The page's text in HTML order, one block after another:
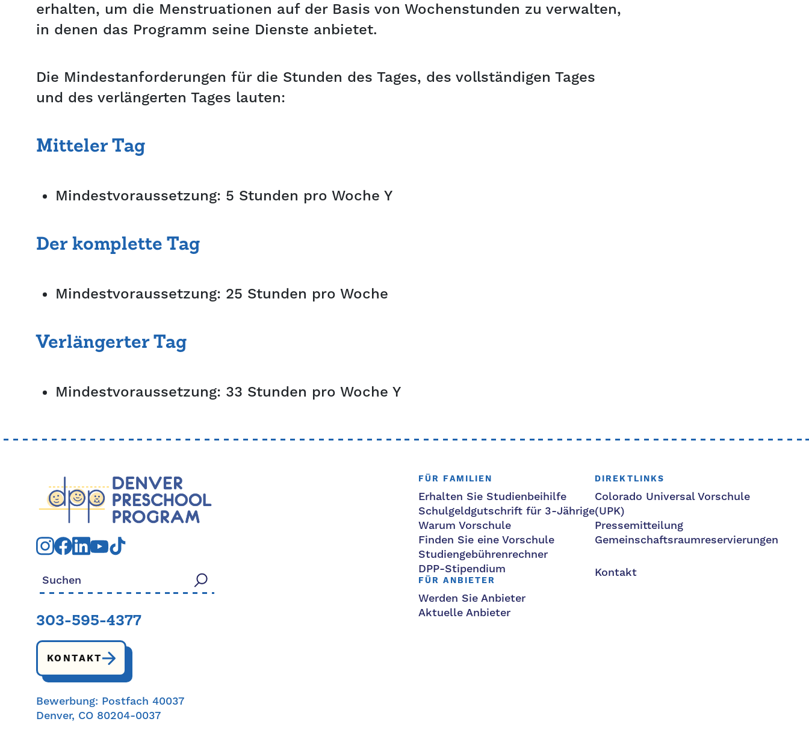
erhalten, um die Menstruationen auf der Basis von Wochenstunden zu verwalten,
in denen das Programm seine Dienste anbietet.
Die Mindestanforderungen für die Stunden des Tages, des vollständigen Tages
und des verlängerten Tages lauten:
Mitteler Tag
Mindestvoraussetzung: 5 Stunden pro Woche Y
Der komplette Tag
Mindestvoraussetzung: 25 Stunden pro Woche
Verlängerter Tag
Mindestvoraussetzung: 33 Stunden pro Woche Y
Suchen nach:
303-595-4377
KONTAKT
Bewerbung: Postfach 40037
Denver, CO 80204-0037
FÜR FAMILIEN
Erhalten Sie Studienbeihilfe
Schulgeldgutschrift für 3-Jährige
Warum Vorschule
Finden Sie eine Vorschule
Studiengebührenrechner
DPP-Stipendium
FÜR ANBIETER
Werden Sie Anbieter
Aktuelle Anbieter
DIREKTLINKS
Colorado Universal Vorschule
(UPK)
Pressemitteilung
Gemeinschaftsraumreservierungen
Kontakt